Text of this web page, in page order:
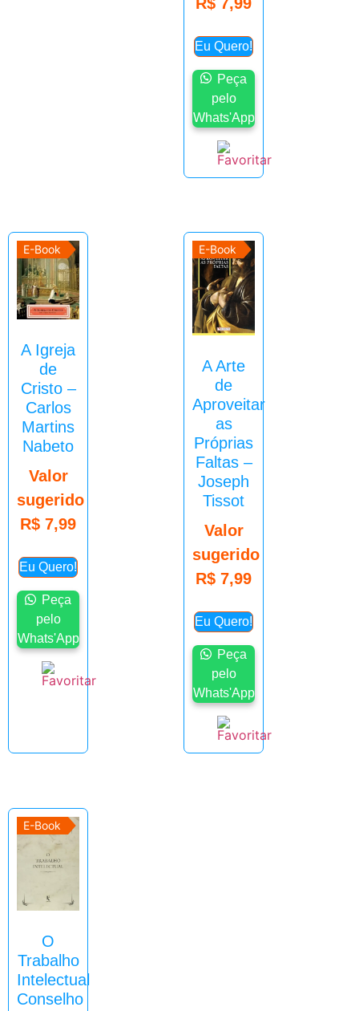
Eu Quero!
Peça
pelo
Whats'App
E-Book
A Igreja
de
Cristo –
Carlos
Martins
Nabeto
Valor
sugerido
R$ 7,99
Eu Quero!
Peça
pelo
Whats'App
E-Book
A Arte
de
Aproveitar
as
Próprias
Faltas –
Joseph
Tissot
Valor
sugerido
R$ 7,99
Eu Quero!
Peça
pelo
Whats'App
E-Book
O
Trabalho
Intelectual
Conselho